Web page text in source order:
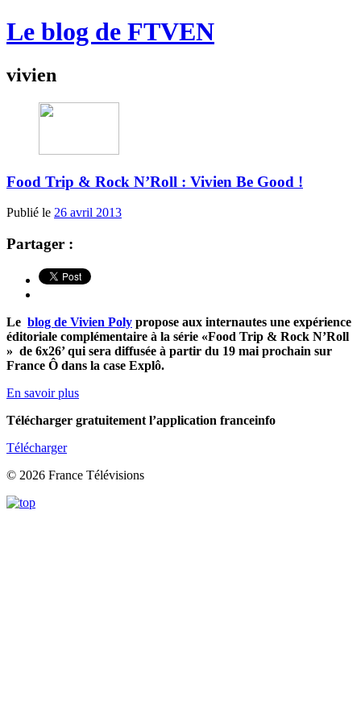
Le blog de FTVEN
vivien
Food Trip & Rock N’Roll : Vivien Be Good !
Publié le 26 avril 2013
Partager :
Le blog de Vivien Poly propose aux internautes une expérience
éditoriale complémentaire à la série «Food Trip & Rock N’Roll
» de 6x26’ qui sera diffusée à partir du 19 mai prochain sur
France Ô dans la case Explô.
En savoir plus
Télécharger gratuitement l’application franceinfo
Télécharger
© 2026 France Télévisions